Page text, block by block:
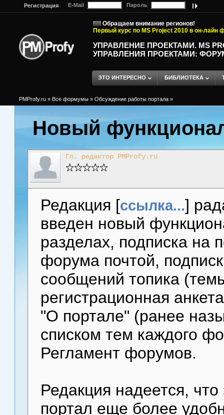
Регистрация E-Mail Пароль
!!!! Обращаем внимание регионов!
Первый курс по MS Project 2010 в он-лайн
УПРАВЛЕНИЕ ПРОЕКТАМИ. MS
УПРАВЛЕНИЯ ПРОЕКТАМИ:
ЭТО ИНТЕРЕСНО БИБЛИОТЕКА
PMProfy.ru » Все формумы » Обсуждение работы портала »
Новый
Гл. редактор PMProfy.ru
Редакция [ссылка...]
введен новый
разделах, подписка на
форума почтой,
сообщений топика
регистрационная
"О портале" (ранее
списком тем каждого
Регламент форумов.
Редакция надеется,
портал еще более